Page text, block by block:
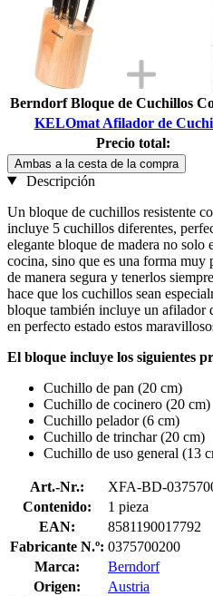
Berndorf Bloque de Cuchillos
KELOmat Afilador de
Precio total:
Ambas a la cesta de la compra
Descripción
Un bloque de cuchillos resistente
incluye 5 cuchillos diferentes,
elegante bloque de madera no solo
cocina, sino que es una forma muy
de manera segura y tenerlos
hace que los cuchillos sean
bloque también incluye un afilador
en perfecto estado estos
El bloque incluye los siguientes
Cuchillo de pan (20 cm)
Cuchillo de cocinero (20 cm)
Cuchillo pelador (6 cm)
Cuchillo de trinchar (20 cm)
Cuchillo de uso general (13
Art.-Nr.:
XFA-BD-
Contenido:
1 pieza
EAN:
8581190017792
Fabricante N.º: 0375700200
Marca:
Berndorf
Origen:
Austria